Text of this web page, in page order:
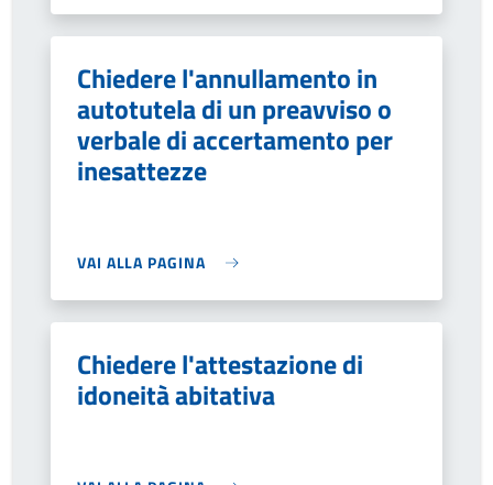
Chiedere l'annullamento in
autotutela di un preavviso o
verbale di accertamento per
inesattezze
VAI ALLA PAGINA
Chiedere l'attestazione di
idoneità abitativa